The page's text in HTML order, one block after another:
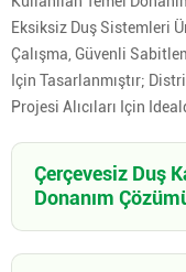
Eksiksiz Duş Sistemleri
Çalışma, Güvenli
Için Tasarlanmıştır;
Projesi Alıcıları Için
Çerçevesiz Duş
Donanım